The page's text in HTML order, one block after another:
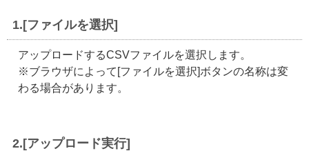
1.[ファイルを選択]
アップロードするCSVファイルを選択します。
※ブラウザによって[ファイルを選択]ボタンの名称は変
わる場合があります。
2.[アップロード実行]